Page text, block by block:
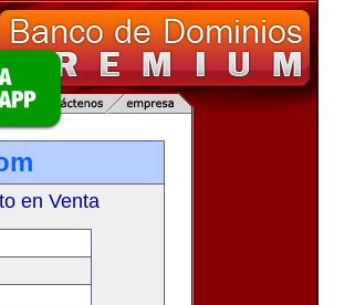
en Venta